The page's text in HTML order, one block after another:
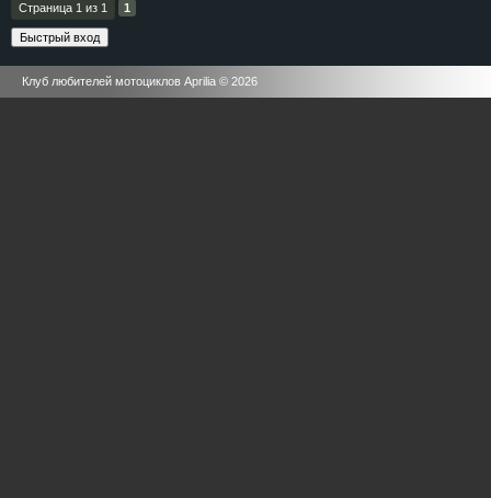
Страница 1 из 1 1
Клуб любителей мотоциклов Aprilia © 2026